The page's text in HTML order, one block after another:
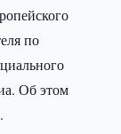
по
Об этом